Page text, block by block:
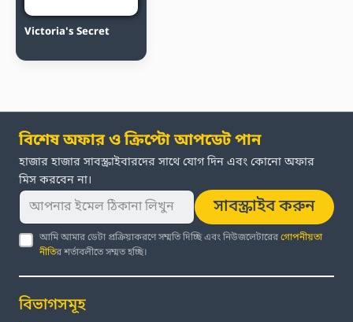
Victoria's Secret
বিশেষ অফার ও ক্রিপ্টো আপডেট পান
হাজার হাজার সাবস্ক্রাইবারদের সাথে যোগ দিন এবং কোনো অফার
মিস করবেন না।
সাবস্ক্রাইব করুন
আমি আমার ডেটা প্রক্রিয়াকরণে সম্মতি দিচ্ছি এবং নিউজলেটারেরগোপনীয়তা
নীতির শর্তাবলীতে সম্মত হচ্ছি।
বিভাগসমূহ